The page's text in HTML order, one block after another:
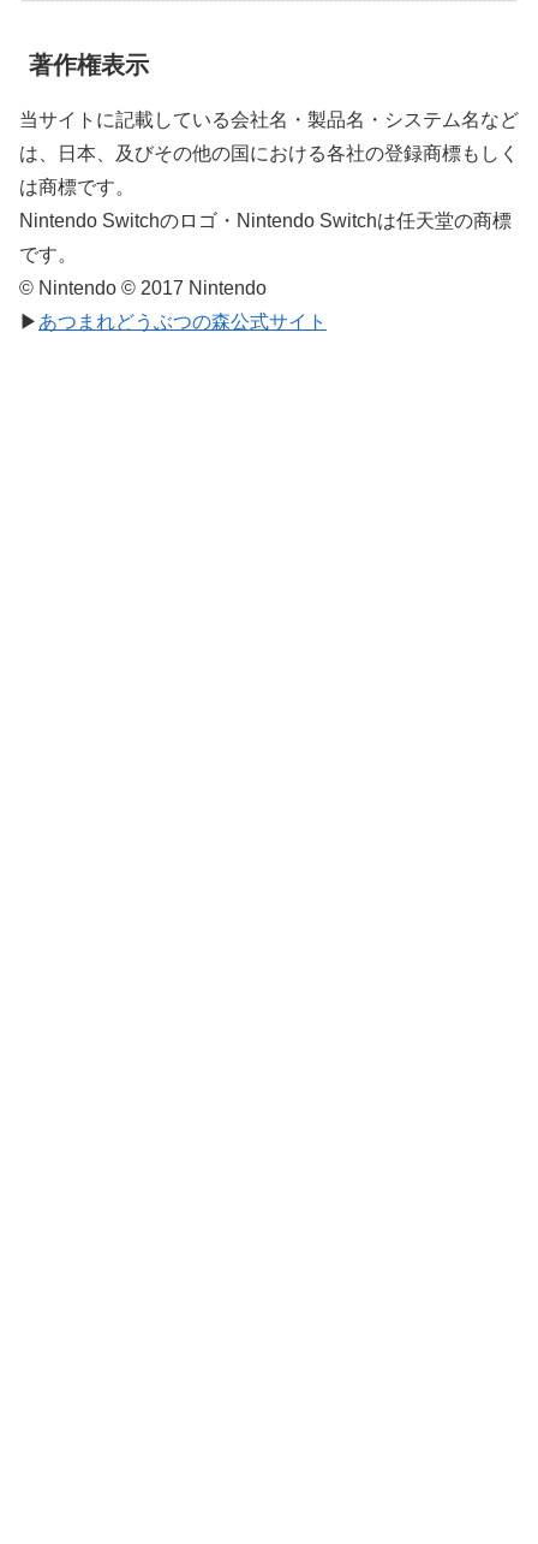
著作権表示
当サイトに記載している会社名・製品名・システム名など
は、日本、及びその他の国における各社の登録商標もしく
は商標です。
Nintendo Switchのロゴ・Nintendo Switchは任天堂の商標
です。
© Nintendo © 2017 Nintendo
▶ あつまれどうぶつの森公式サイト